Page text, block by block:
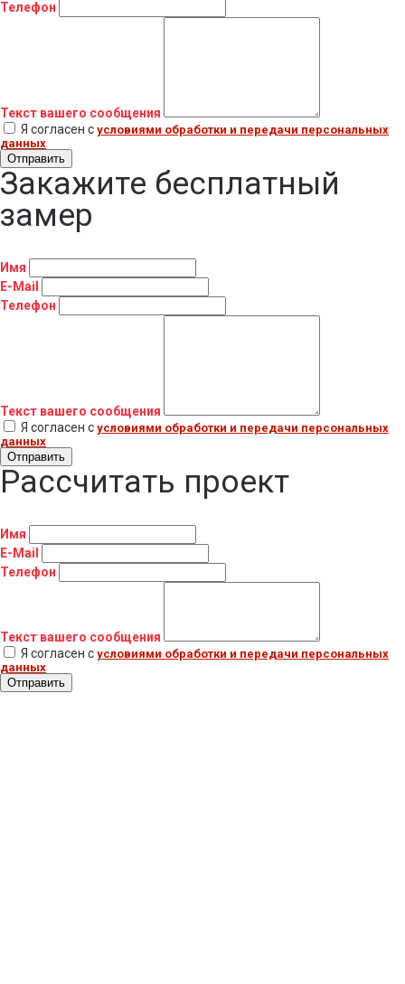
Телефон
Текст вашего сообщения
Я согласен с условиями обработки и передачи персональных
данных
Отправить
Закажите бесплатный
замер
Имя
E-Mail
Телефон
Текст вашего сообщения
Я согласен с условиями обработки и передачи персональных
данных
Отправить
Рассчитать проект
Имя
E-Mail
Телефон
Текст вашего сообщения
Я согласен с условиями обработки и передачи персональных
данных
Отправить